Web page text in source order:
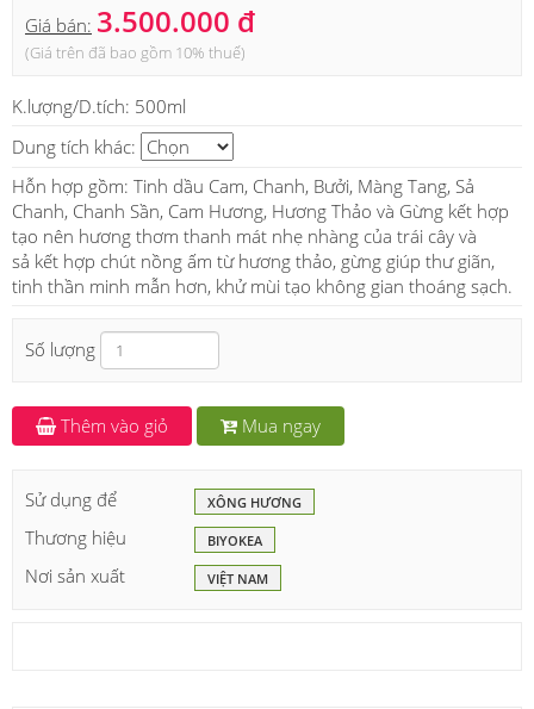
Giá bán: 3.500.000 đ
(Giá trên đã bao gồm 10% thuế)
K.lượng/D.tích: 500ml
Dung tích khác:
Hỗn hợp gồm: Tinh dầu Cam, Chanh, Bưởi, Màng Tang, Sả
Chanh, Chanh Sần, Cam Hương, Hương Thảo và Gừng kết hợp
tạo nên hương thơm thanh mát nhẹ nhàng của trái cây và
sả kết hợp chút nồng ấm từ hương thảo, gừng giúp thư giãn,
tinh thần minh mẫn hơn, khử mùi tạo không gian thoáng sạch.
Số lượng
Thêm vào giỏ Mua ngay
Sử dụng để XÔNG HƯƠNG
Thương hiệu BIYOKEA
Nơi sản xuất VIỆT NAM